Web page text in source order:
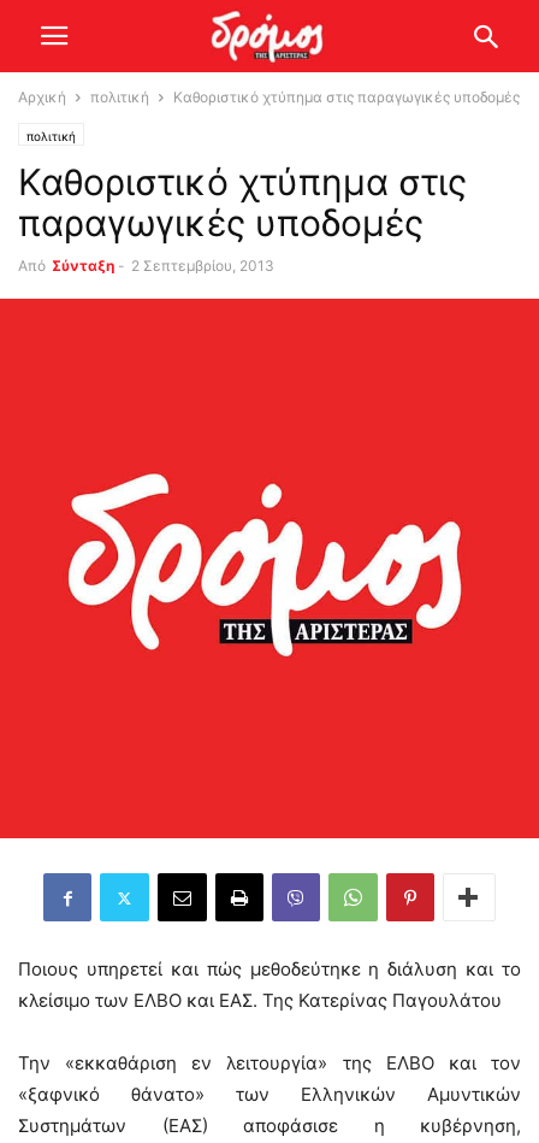
Αρχική πολιτική Καθοριστικό χτύπημα στις παραγωγικές υποδομές
πολιτική
Καθοριστικό χτύπημα στις
παραγωγικές υποδομές
Από Σύνταξη - 2 Σεπτεμβρίου, 2013
Ποιους υπηρετεί και πώς μεθοδεύτηκε η διάλυση και το
κλείσιμο των ΕΛΒΟ και ΕΑΣ. Της Κατερίνας Παγουλάτου
Την «εκκαθάριση εν λειτουργία» της ΕΛΒΟ και τον
«ξαφνικό θάνατο» των Ελληνικών Αμυντικών
Συστημάτων (ΕΑΣ) αποφάσισε η κυβέρνηση,